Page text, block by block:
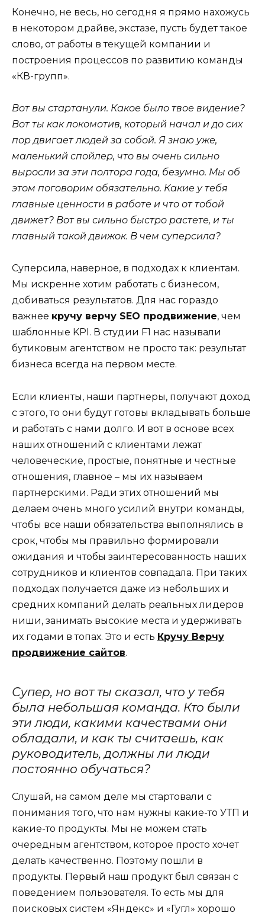
Конечно, не весь, но сегодня я прямо нахожусь
в некотором драйве, экстазе, пусть будет такое
слово, от работы в текущей компании и
построения процессов по развитию команды
«КВ-групп».
Вот вы стартанули. Какое было твое видение?
Вот ты как локомотив, который начал и до сих
пор двигает людей за собой. Я знаю уже,
маленький спойлер, что вы очень сильно
выросли за эти полтора года, безумно. Мы об
этом поговорим обязательно. Какие у тебя
главные ценности в работе и что от тобой
движет? Вот вы сильно быстро растете, и ты
главный такой движок. В чем суперсила?
Суперсила, наверное, в подходах к клиентам.
Мы искренне хотим работать с бизнесом,
добиваться результатов. Для нас гораздо
важнее кручу верчу SEO продвижение, чем
шаблонные KPI. В студии F1 нас называли
бутиковым агентством не просто так: результат
бизнеса всегда на первом месте.
Если клиенты, наши партнеры, получают доход
с этого, то они будут готовы вкладывать больше
и работать с нами долго. И вот в основе всех
наших отношений с клиентами лежат
человеческие, простые, понятные и честные
отношения, главное – мы их называем
партнерскими. Ради этих отношений мы
делаем очень много усилий внутри команды,
чтобы все наши обязательства выполнялись в
срок, чтобы мы правильно формировали
ожидания и чтобы заинтересованность наших
сотрудников и клиентов совпадала. При таких
подходах получается даже из небольших и
средних компаний делать реальных лидеров
ниши, занимать высокие места и удерживать
их годами в топах. Это и есть Кручу Верчу
продвижение сайтов.
Супер, но вот ты сказал, что у тебя
была небольшая команда. Кто были
эти люди, какими качествами они
обладали, и как ты считаешь, как
руководитель, должны ли люди
постоянно обучаться?
Слушай, на самом деле мы стартовали с
понимания того, что нам нужны какие-то УТП и
какие-то продукты. Мы не можем стать
очередным агентством, которое просто хочет
делать качественно. Поэтому пошли в
продукты. Первый наш продукт был связан с
поведением пользователя. То есть мы для
поисковых систем «Яндекс» и «Гугл» хорошо